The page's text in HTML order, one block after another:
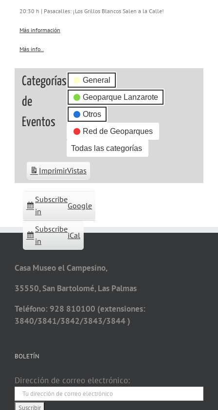
20:30 h | Pasacalles: ¡Los Grillos Blancos Salen a la Calle!
Más información
Más info..
Categorías
de
Eventos
General
Geoparque Lanzarote
Otros
Red de Geoparques
Todas las categorías
Subscribe
in
Google
Subscribe
in
iCal
ImprimirVistas
Casa Museo el Campesino,
35550, San Bartolomé, Las Palmas
Teléfono: 928 810100 (extensiones:
3840/3841/3842/3843/3844 )
BOLETÍN
Dirección de correo electrónico: